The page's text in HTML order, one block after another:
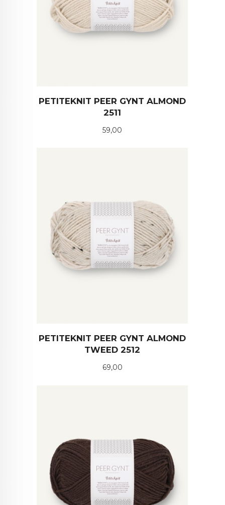
PETITEKNIT PEER GYNT ALMOND
2511
Pris
59,00
PETITEKNIT PEER GYNT ALMOND
TWEED 2512
Pris
69,00